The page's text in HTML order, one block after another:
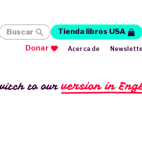
to ourversion in
Buscar Tienda libros USA
Donar
Acerca de